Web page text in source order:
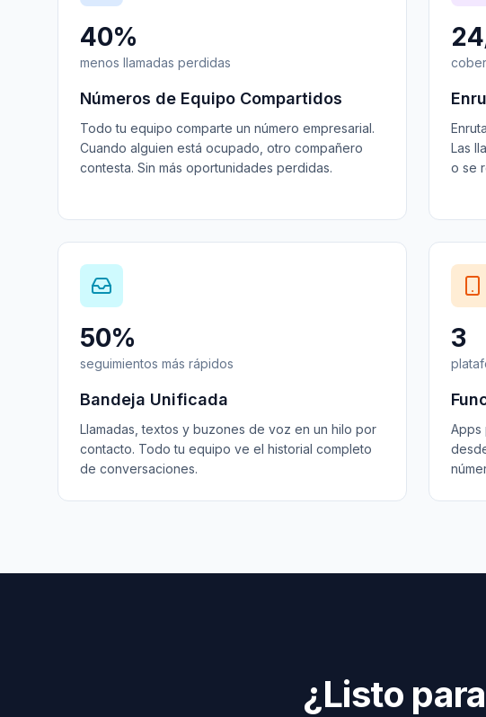
40%
menos llamadas perdidas
Números de Equipo Compartidos
Todo tu equipo comparte un número empresarial.
Cuando alguien está ocupado, otro compañero
contesta. Sin más oportunidades perdidas.
Las
o se
50%
seguimientos más rápidos
Bandeja Unificada
Llamadas, textos y buzones de voz en un hilo por
contacto. Todo tu equipo ve el historial completo
de conversaciones.
3
Apps
¿Listo